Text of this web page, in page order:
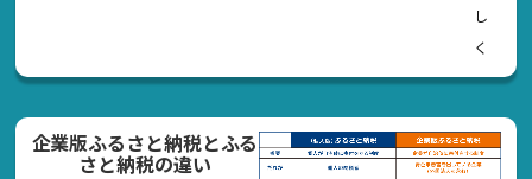
し
く
企業版ふるさと納税とふる
さと納税の違い